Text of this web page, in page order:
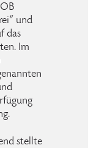
und
das
Im
stellte